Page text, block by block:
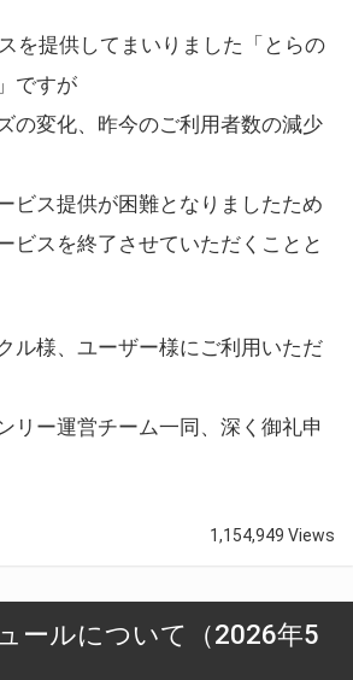
を提供してまいりました「とらの
ですが
の変化、昨今のご利用者数の減少
ビス提供が困難となりましたため
ビスを終了させていただくことと
ル様、ユーザー様にご利用いただ
リー運営チーム一同、深く御礼申
1,154,949 Views
ールについて（2026年5